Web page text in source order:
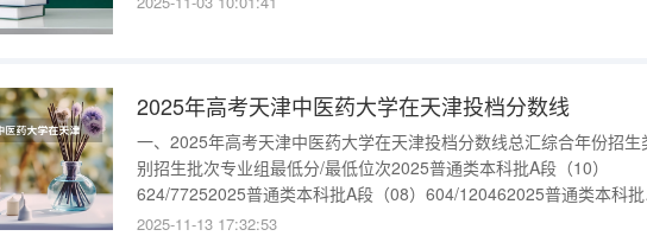
2025年高考天津中医药大学在天津投档分数线
一、2025年高考天津中医药大学在天津投档分数线总汇综合年份招生
别招生批次专业组最低分/最低位次2025普通类本科批A段（10）
624/77252025普通类本科批A段（08）604/120462025普通类本科批
段（07）601/127382025普通类本科批A段（11）578/182572025普通
2025-11-13 17:32:53